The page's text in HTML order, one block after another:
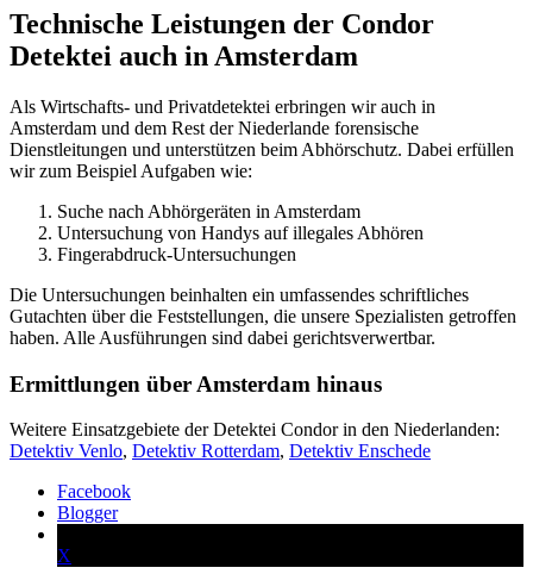
Technische Leistungen der Condor
Detektei auch in Amsterdam
Als Wirtschafts- und Privatdetektei erbringen wir auch in
Amsterdam und dem Rest der Niederlande forensische
Dienstleitungen und unterstützen beim Abhörschutz. Dabei erfüllen
wir zum Beispiel Aufgaben wie:
Suche nach Abhörgeräten in Amsterdam
Untersuchung von Handys auf illegales Abhören
Fingerabdruck-Untersuchungen
Die Untersuchungen beinhalten ein umfassendes schriftliches
Gutachten über die Feststellungen, die unsere Spezialisten getroffen
haben. Alle Ausführungen sind dabei gerichtsverwertbar.
Ermittlungen über Amsterdam hinaus
Weitere Einsatzgebiete der Detektei Condor in den Niederlanden:
Detektiv Venlo, Detektiv Rotterdam, Detektiv Enschede
Facebook
Blogger
X